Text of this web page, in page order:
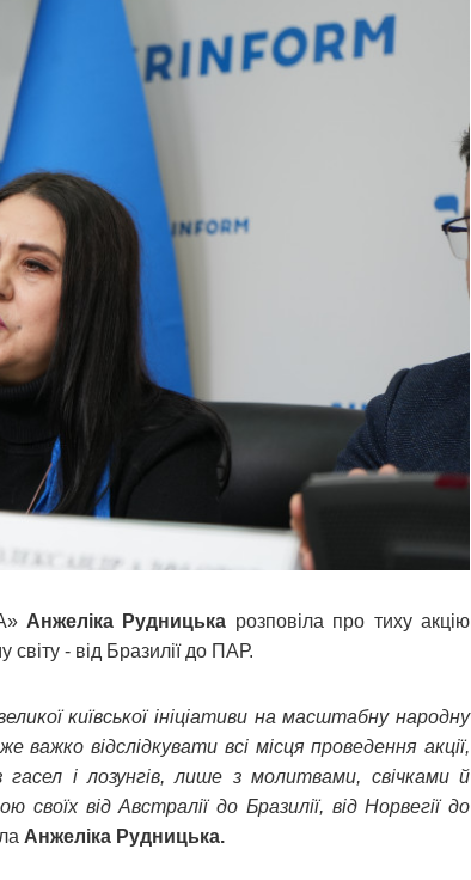
Анжеліка Рудницька розповіла про тиху акцію
світу - від Бразилії до ПАР.
київської ініціативи на масштабну народну
відслідкувати всі місця проведення акції,
і лозунгів, лише з молитвами, свічками й
від Австралії до Бразилії, від Норвегії до
Анжеліка Рудницька.